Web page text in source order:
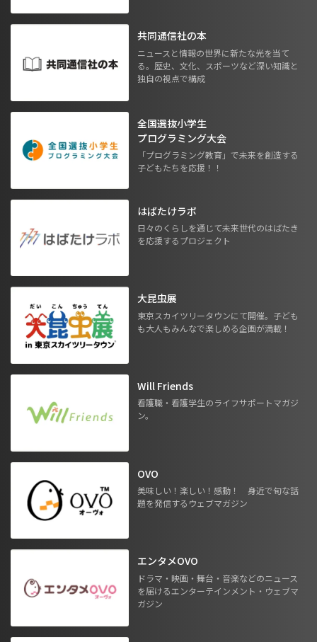
共同通信社の本
ニュースと情報の世界に新たな光を当て
る。歴史、文化、スポーツなど深い知識と
独自の視点で構成
全国選抜小学生
プログラミング大会
「プログラミング教育」で未来を創造する
子どもたちを応援！！
はばたけラボ
日々のくらしを通じて未来世代のはばたき
を応援するプロジェクト
大昆虫展
東京スカイツリータウンにて開催。子ども
も大人もみんなで楽しめる企画が満載！
Will Friends
看護職・看護学生のライフサポートマガジ
ン。
OVO
美味しい！楽しい！感動！ 身近で旬な話
題を発信するウェブマガジン
エンタメOVO
ドラマ・映画・舞台・音楽などのニュース
を届けるエンターテインメント・ウェブマ
ガジン